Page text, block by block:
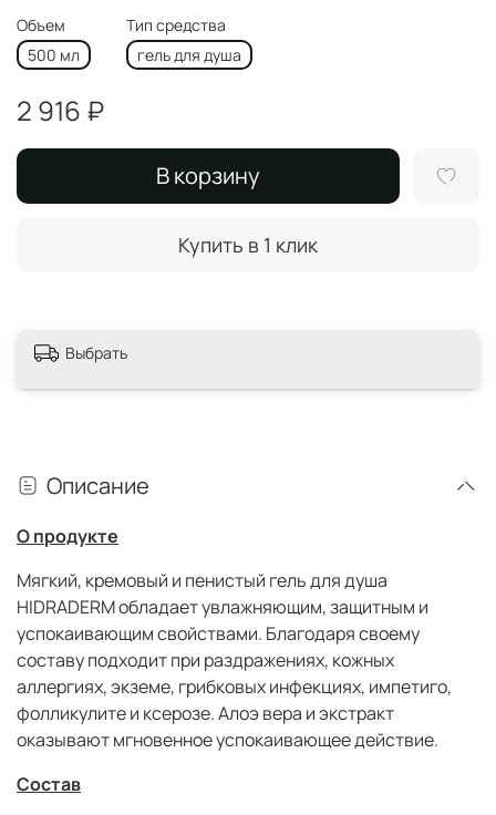
Объем
500 мл
Тип средства
гель для душа
2 916 ₽
В корзину
Купить в 1 клик
Выбрать
Описание
О продукте
Мягкий, кремовый и пенистый гель для душа
HIDRADERM обладает увлажняющим, защитным и
успокаивающим свойствами. Благодаря своему
составу подходит при раздражениях, кожных
аллергиях, экземе, грибковых инфекциях, импетиго,
фолликулите и ксерозе. Алоэ вера и экстракт
оказывают мгновенное успокаивающее действие.
Состав